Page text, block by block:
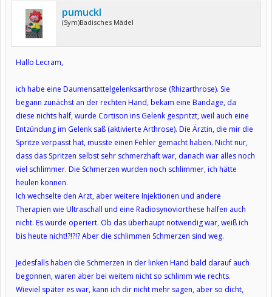
pumuckl
(Sym)Badisches Mädel
Hallo Lecram,
ich habe eine Daumensattelgelenksarthrose (Rhizarthrose). Sie
begann zunächst an der rechten Hand, bekam eine Bandage, da
diese nichts half, wurde Cortison ins Gelenk gespritzt, weil auch eine
Entzündung im Gelenk saß (aktivierte Arthrose). Die Ärztin, die mir die
Spritze verpasst hat, musste einen Fehler gemacht haben. Nicht nur,
dass das Spritzen selbst sehr schmerzhaft war, danach war alles noch
viel schlimmer. Die Schmerzen wurden noch schlimmer, ich hätte
heulen können.
Ich wechselte den Arzt, aber weitere Injektionen und andere
Therapien wie Ultraschall und eine Radiosynoviorthese halfen auch
nicht. Es wurde operiert. Ob das überhaupt notwendig war, weiß ich
bis heute nicht!?!?!? Aber die schlimmen Schmerzen sind weg.
Jedesfalls haben die Schmerzen in der linken Hand bald darauf auch
begonnen, waren aber bei weitem nicht so schlimm wie rechts.
Wieviel später es war, kann ich dir nicht mehr sagen, aber so dicht,